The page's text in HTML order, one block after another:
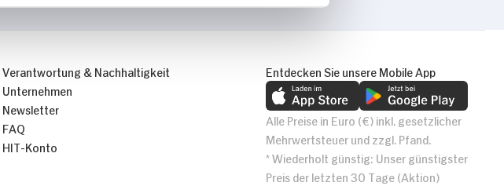
Verantwortung & Nachhaltigkeit
Unternehmen
Newsletter
FAQ
HIT-Konto
Entdecken Sie unsere Mobile App
Alle Preise in Euro (€) inkl. gesetzlicher
Mehrwertsteuer und zzgl. Pfand.
* Wiederholt günstig: Unser günstigster
Preis der letzten 30 Tage (Aktion)